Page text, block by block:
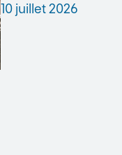
10 juillet 2026